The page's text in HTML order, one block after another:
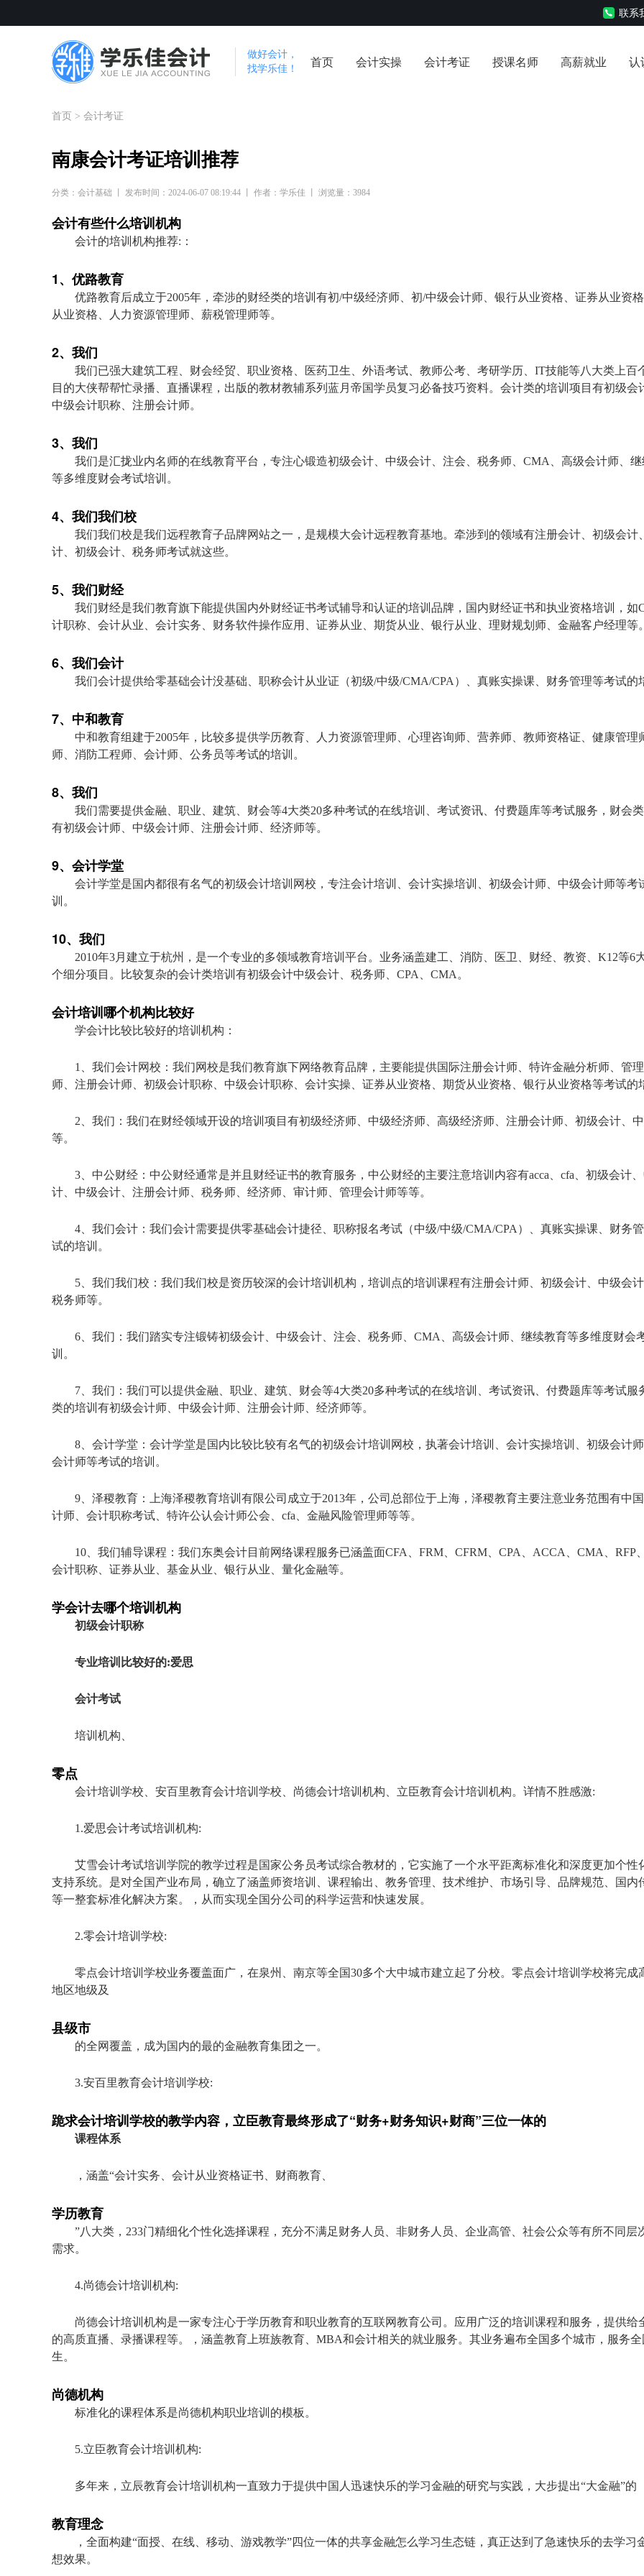
联系
做好会计，
找学乐佳！
首页 会计实操 会计考证 授课名师 高薪就业 认
首页 > 会计考证
南康会计考证培训推荐
分类：会计基础 丨 发布时间：2024-06-07 08:19:44 丨 作者：学乐佳 丨 浏览量：3984
会计有些什么培训机构
会计的培训机构推荐:：
1、优路教育
优路教育后成立于2005年，牵涉的财经类的培训有初/中级经济师、初/中级会计师、银行从业资格、证券从业资
从业资格、人力资源管理师、薪税管理师等。
2、我们
我们已强大建筑工程、财会经贸、职业资格、医药卫生、外语考试、教师公考、考研学历、IT技能等八大类上百
目的大侠帮帮忙录播、直播课程，出版的教材教辅系列蓝月帝国学员复习必备技巧资料。会计类的培训项目有初级会
中级会计职称、注册会计师。
3、我们
我们是汇拢业内名师的在线教育平台，专注心锻造初级会计、中级会计、注会、税务师、CMA、高级会计师、
等多维度财会考试培训。
4、我们我们校
我们我们校是我们远程教育子品牌网站之一，是规模大会计远程教育基地。牵涉到的领域有注册会计、初级会计
计、初级会计、税务师考试就这些。
5、我们财经
我们财经是我们教育旗下能提供国内外财经证书考试辅导和认证的培训品牌，国内财经证书和执业资格培训，如
计职称、会计从业、会计实务、财务软件操作应用、证券从业、期货从业、银行从业、理财规划师、金融客户经理等。
6、我们会计
我们会计提供给零基础会计没基础、职称会计从业证（初级/中级/CMA/CPA）、真账实操课、财务管理等考试的
7、中和教育
中和教育组建于2005年，比较多提供学历教育、人力资源管理师、心理咨询师、营养师、教师资格证、健康管理
师、消防工程师、会计师、公务员等考试的培训。
8、我们
我们需要提供金融、职业、建筑、财会等4大类20多种考试的在线培训、考试资讯、付费题库等考试服务，财会类
有初级会计师、中级会计师、注册会计师、经济师等。
9、会计学堂
会计学堂是国内都很有名气的初级会计培训网校，专注会计培训、会计实操培训、初级会计师、中级会计师等考
训。
10、我们
2010年3月建立于杭州，是一个专业的多领域教育培训平台。业务涵盖建工、消防、医卫、财经、教资、K12等6
个细分项目。比较复杂的会计类培训有初级会计中级会计、税务师、CPA、CMA。
会计培训哪个机构比较好
学会计比较比较好的培训机构：
1、我们会计网校：我们网校是我们教育旗下网络教育品牌，主要能提供国际注册会计师、特许金融分析师、管
师、注册会计师、初级会计职称、中级会计职称、会计实操、证券从业资格、期货从业资格、银行从业资格等考试的
2、我们：我们在财经领域开设的培训项目有初级经济师、中级经济师、高级经济师、注册会计师、初级会计、
等。
3、中公财经：中公财经通常是并且财经证书的教育服务，中公财经的主要注意培训内容有acca、cfa、初级会计
计、中级会计、注册会计师、税务师、经济师、审计师、管理会计师等等。
4、我们会计：我们会计需要提供零基础会计捷径、职称报名考试（中级/中级/CMA/CPA）、真账实操课、财务
试的培训。
5、我们我们校：我们我们校是资历较深的会计培训机构，培训点的培训课程有注册会计师、初级会计、中级会
税务师等。
6、我们：我们踏实专注锻铸初级会计、中级会计、注会、税务师、CMA、高级会计师、继续教育等多维度财会
训。
7、我们：我们可以提供金融、职业、建筑、财会等4大类20多种考试的在线培训、考试资讯、付费题库等考试服
类的培训有初级会计师、中级会计师、注册会计师、经济师等。
8、会计学堂：会计学堂是国内比较比较有名气的初级会计培训网校，执著会计培训、会计实操培训、初级会计
会计师等考试的培训。
9、泽稷教育：上海泽稷教育培训有限公司成立于2013年，公司总部位于上海，泽稷教育主要注意业务范围有中
计师、会计职称考试、特许公认会计师公会、cfa、金融风险管理师等等。
10、我们辅导课程：我们东奥会计目前网络课程服务已涵盖面CFA、FRM、CFRM、CPA、ACCA、CMA、RFP
会计职称、证券从业、基金从业、银行从业、量化金融等。
学会计去哪个培训机构
初级会计职称
专业培训比较好的:爱思
会计考试
培训机构、
零点
会计培训学校、安百里教育会计培训学校、尚德会计培训机构、立臣教育会计培训机构。详情不胜感激:
1.爱思会计考试培训机构:
艾雪会计考试培训学院的教学过程是国家公务员考试综合教材的，它实施了一个水平距离标准化和深度更加个性
支持系统。是对全国产业布局，确立了涵盖师资培训、课程输出、教务管理、技术维护、市场引导、品牌规范、国内
等一整套标准化解决方案。，从而实现全国分公司的科学运营和快速发展。
2.零会计培训学校:
零点会计培训学校业务覆盖面广，在泉州、南京等全国30多个大中城市建立起了分校。零点会计培训学校将完成
地区地级及
县级市
的全网覆盖，成为国内的最的金融教育集团之一。
3.安百里教育会计培训学校:
跪求会计培训学校的教学内容，立臣教育最终形成了“财务+财务知识+财商”三位一体的
课程体系
，涵盖“会计实务、会计从业资格证书、财商教育、
学历教育
”八大类，233门精细化个性化选择课程，充分不满足财务人员、非财务人员、企业高管、社会公众等有所不同层
需求。
4.尚德会计培训机构:
尚德会计培训机构是一家专注心于学历教育和职业教育的互联网教育公司。应用广泛的培训课程和服务，提供给
的高质直播、录播课程等。，涵盖教育上班族教育、MBA和会计相关的就业服务。其业务遍布全国多个城市，服务全
生。
尚德机构
标准化的课程体系是尚德机构职业培训的模板。
5.立臣教育会计培训机构:
多年来，立辰教育会计培训机构一直致力于提供中国人迅速快乐的学习金融的研究与实践，大步提出“大金融”的
教育理念
，全面构建“面授、在线、移动、游戏教学”四位一体的共享金融怎么学习生态链，真正达到了急速快乐的去学习
想效果。